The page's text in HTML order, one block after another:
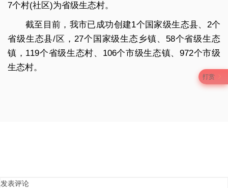
打赏
7个村(社区)为省级生态村。
截至目前，我市已成功创建1个国家级生态县、2个
省级生态县/区，27个国家级生态乡镇、58个省级生态
镇，119个省级生态村、106个市级生态镇、972个市级
生态村。
发表评论